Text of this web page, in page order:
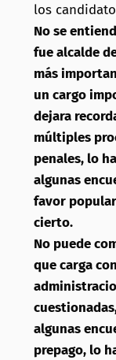
los
No se
fue alcalde
más
un cargo
dejara
múltiples
penales, lo
algunas
favor
cierto.
No puede
que carga
algunas
prepago, lo